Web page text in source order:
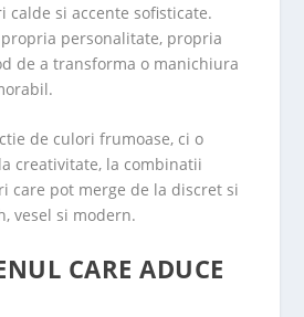
calde si accente sofisticate.
personalitate, propria
de a transforma o manichiura
de culori frumoase, ci o
creativitate, la combinatii
care pot merge de la discret si
vesel si modern.
CARE ADUCE